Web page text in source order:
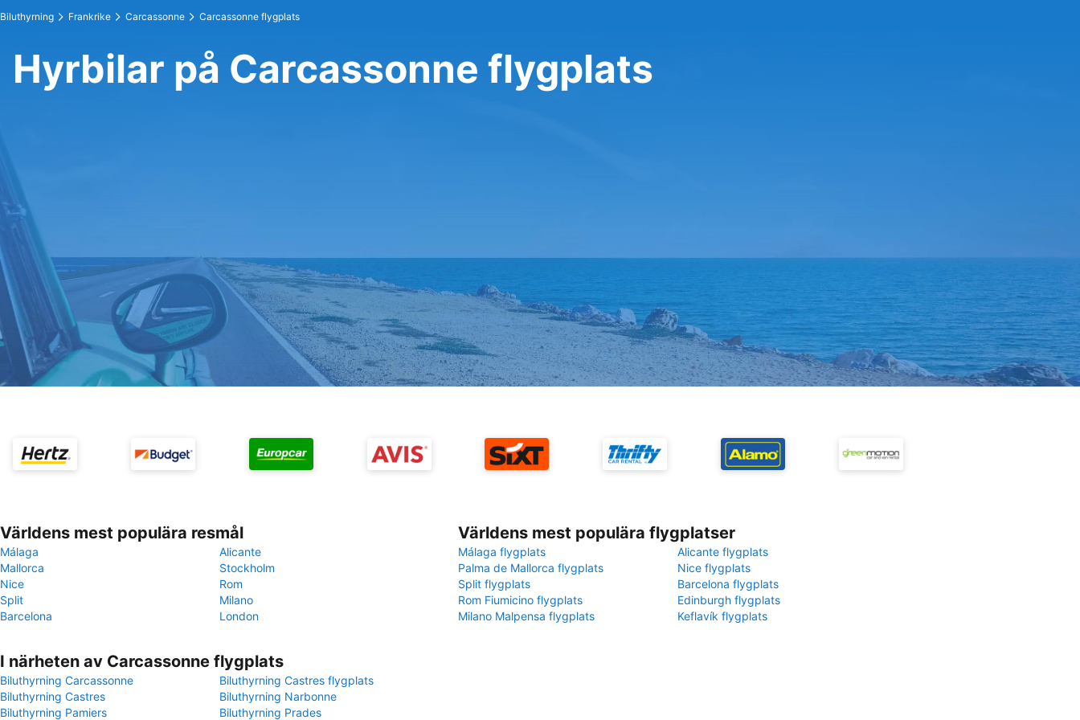
Biluthyrning Frankrike Carcassonne Carcassonne flygplats
Hyrbilar på Carcassonne flygplats
Världens mest populära resmål
Málaga
Alicante
Mallorca
Stockholm
Nice
Rom
Split
Milano
Barcelona
London
Världens mest populära flygplatser
Málaga flygplats
Alicante flygplats
Palma de Mallorca flygplats
Nice flygplats
Split flygplats
Barcelona flygplats
Rom Fiumicino flygplats
Edinburgh flygplats
Milano Malpensa flygplats
Keflavík flygplats
I närheten av Carcassonne flygplats
Biluthyrning Carcassonne
Biluthyrning Castres flygplats
Biluthyrning Castres
Biluthyrning Narbonne
Biluthyrning Pamiers
Biluthyrning Prades